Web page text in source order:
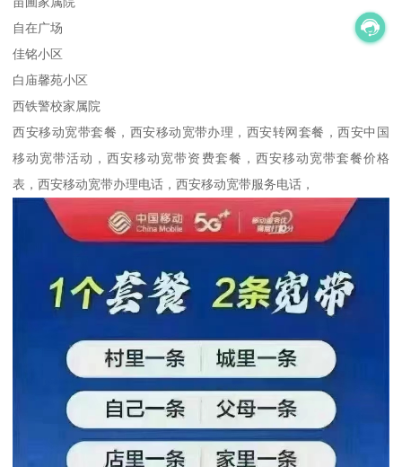
自在广场
佳铭小区
白庙馨苑小区
西铁警校家属院
西安移动宽带套餐，西安移动宽带办理，西安转网套餐，西安中国
移动宽带活动，西安移动宽带资费套餐，西安移动宽带套餐价格
表，西安移动宽带办理电话，西安移动宽带服务电话，